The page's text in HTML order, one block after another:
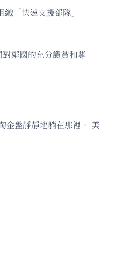
「快速支援部隊」
鄰國的充分讚賞和尊
金盤靜靜地躺在那裡。 美